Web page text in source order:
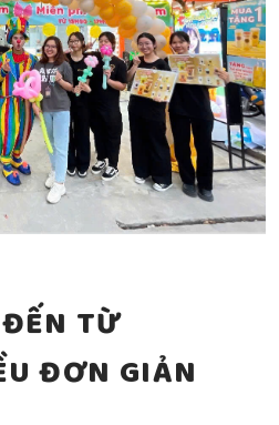
TỪ
ĐƠN GIẢN